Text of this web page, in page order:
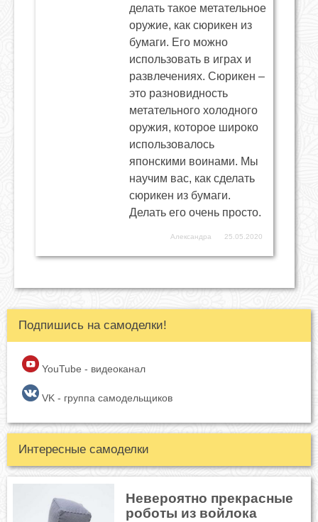
делать такое метательное
оружие, как сюрикен из
бумаги. Его можно
использовать в играх и
развлечениях. Сюрикен –
это разновидность
метательного холодного
оружия, которое широко
использовалось
японскими воинами. Мы
научим вас, как сделать
сюрикен из бумаги.
Делать его очень просто.
Александра 25.05.2020
Подпишись на самоделки!
YouTube - видеоканал
VK - группа самодельщиков
Интересные самоделки
Невероятно прекрасные
роботы из войлока